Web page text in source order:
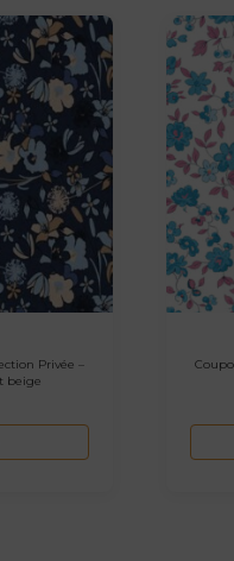
Privée –
beige